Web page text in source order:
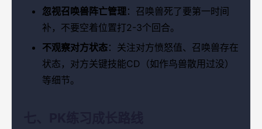
忽视召唤兽阵亡管理：召唤兽死了要第一时间
补，不要空着位置打2-3个回合。
不观察对方状态：关注对方愤怒值、召唤兽存在
状态，对方关键技能CD（如作鸟兽散用过没）
等细节。